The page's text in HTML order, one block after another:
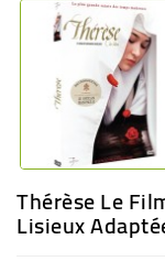
Thérèse Le
Lisieux